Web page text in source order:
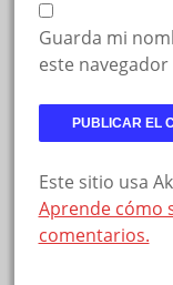
Guarda mi
este
Este sitio usa
Aprende cómo
comentarios.